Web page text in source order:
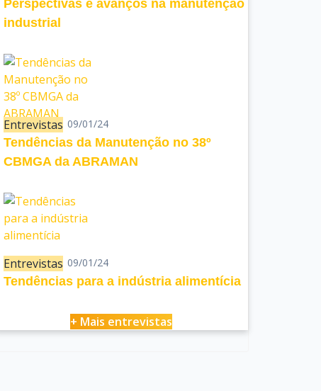
Perspectivas e avanços na manutenção
industrial
Entrevistas 09/01/24
Tendências da Manutenção no 38º
CBMGA da ABRAMAN
Entrevistas 09/01/24
Tendências para a indústria alimentícia
+ Mais entrevistas